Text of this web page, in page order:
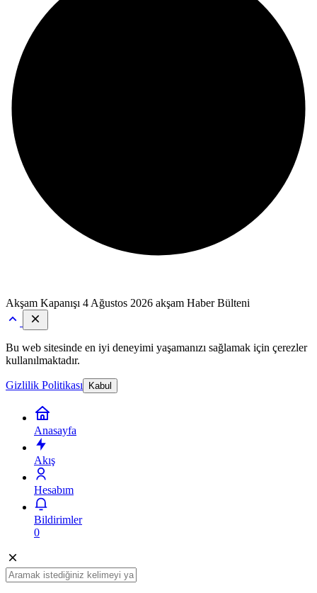
Akşam Kapanışı 4 Ağustos 2026 akşam Haber Bülteni
Bu web sitesinde en iyi deneyimi yaşamanızı sağlamak için çerezler
kullanılmaktadır.
Gizlilik Politikası Kabul
Anasayfa
Akış
Hesabım
Bildirimler
0